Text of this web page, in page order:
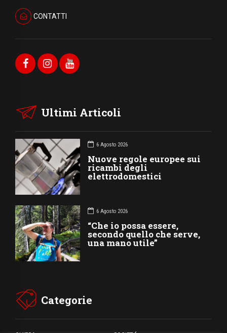
CONTATTI
Ultimi Articoli
6 Agosto 2026
Nuove regole europee sui
ricambi degli
elettrodomestici
6 Agosto 2026
“Che io possa essere,
secondo quello che serve,
una mano utile”
Categorie